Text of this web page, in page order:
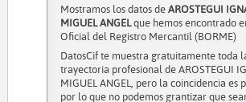
Mostramos los datos deAROSTEGUI
MIGUEL ANGELque hemos encontrado
Oficial del Registro Mercantil (BORME)
DatosCif te muestra gratuitamente toda
trayectoria profesional de AROSTEGUI
MIGUEL ANGEL, pero la coincidencia es
por lo que no podemos grantizar que